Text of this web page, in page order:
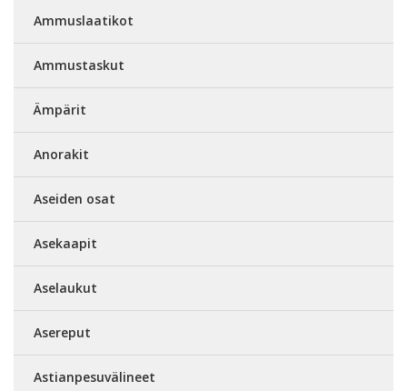
Ammuslaatikot
Ammustaskut
Ämpärit
Anorakit
Aseiden osat
Asekaapit
Aselaukut
Asereput
Astianpesuvälineet